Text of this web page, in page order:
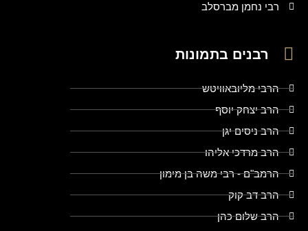
רבי נחמן מברסלב
רבנים בתמונות
הרבי מליובאוויטש
הרב יצחק יוסף
הרב ניסים יגן
הרב מרדכי אליהו
הרמב"ם - רבי משה בן מימון
הרב דב קוק
הרב שלום כהן